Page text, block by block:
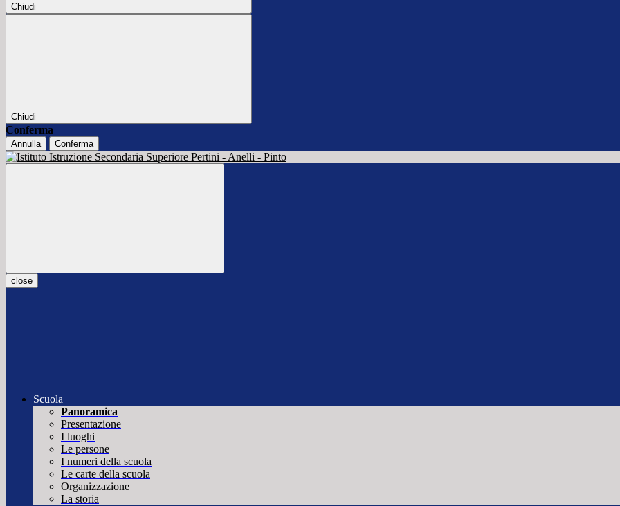
Chiudi
Chiudi
Conferma
Annulla Conferma
close
Scuola
Panoramica
Presentazione
I luoghi
Le persone
I numeri della scuola
Le carte della scuola
Organizzazione
La storia